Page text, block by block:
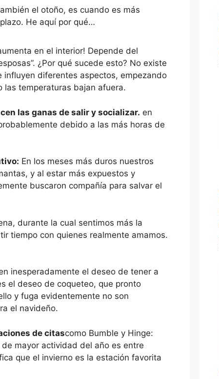
el otoño, es cuando es más
He aquí por qué…
en el interior! Depende del
¿Por qué sucede esto? No existe
diferentes aspectos, empezando
las temperaturas bajan afuera.
las ganas de salir y socializar. en
debido a las más horas de
En los meses más duros nuestros
y al estar más expuestos y
buscaron compañía para salvar el
durante la cual sentimos más la
tiempo con quienes realmente amamos.
inesperadamente el deseo de tener a
el deseo de coqueteo, que pronto
y fuga evidentemente no son
el navideño.
de citascomo Bumble y Hinge:
mayor actividad del año es entre
que el invierno es la estación favorita